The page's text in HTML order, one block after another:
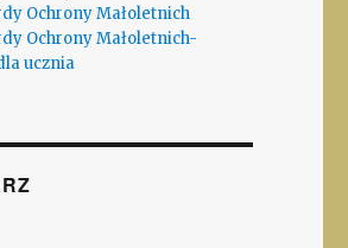
Ochrony Małoletnich
Ochrony Małoletnich-
ucznia